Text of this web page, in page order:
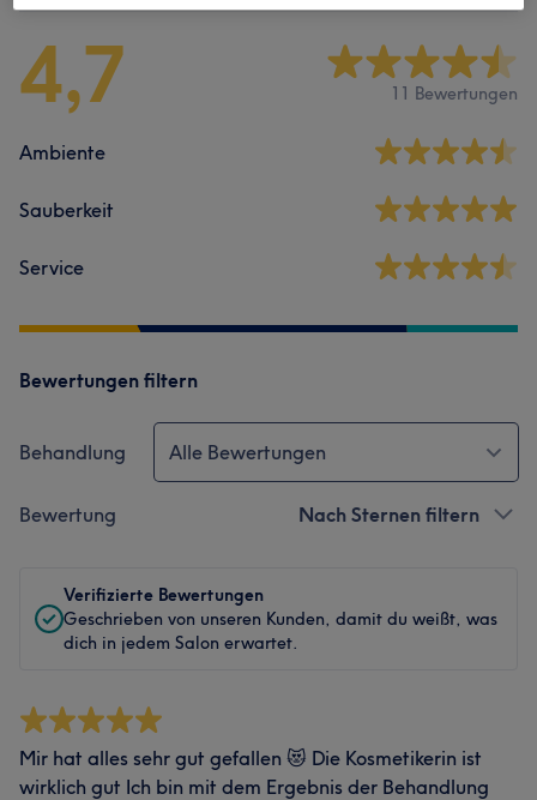
4,7 11 Bewertungen
Ambiente
Sauberkeit
Service
Bewertungen filtern
Behandlung Alle Bewertungen
Bewertung Nach Sternen filtern
Verifizierte Bewertungen
Geschrieben von unseren Kunden, damit du weißt, was
dich in jedem Salon erwartet.
Mir hat alles sehr gut gefallen 😻 Die Kosmetikerin ist
wirklich gut Ich bin mit dem Ergebnis der Behandlung